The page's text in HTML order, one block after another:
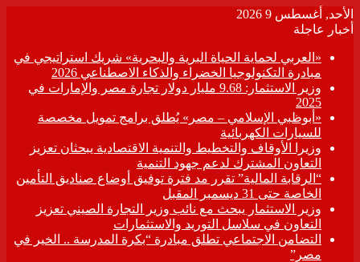
الأحد, أغسطس 9 2026
أخبار عاجلة
«العربي لحماية الحياة البرية والبحرية» شريك استراتيجي في
مبادرة التكنولوجيا الخضراء والذكاء الاصطناعي 2026
وزير الاستثمار: 9.68 مليار دولار تجارة مصر والإمارات في
2025
«أبوظبي الإسلامي – مصر» يُطلق برامج تمويل مخصصة
للسيارات الكهربائية
وزيرا الأوقاف والتخطيط والتنمية الاقتصادية يبحثان تعزيز
التعاون المشترك لدعم جهود التنمية
“الرقابة المالية” تقرر مد فترة توفيق أوضاع صناديق التأمين
الخاصة حتى 31 ديسمبر المقبل
وزير الاستثمار يبحث مع نائب وزير التجارة الصيني تعزيز
التعاون في سلاسل التوريد والاستثمارات
التضامن الاجتماعي تطلق مبادرة “بكرة المدرسة .. الخير في
مصر”